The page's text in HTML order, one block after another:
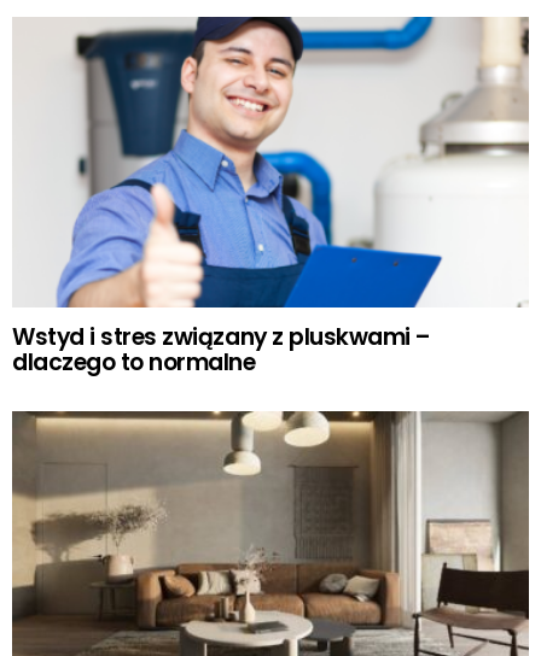
Wstyd i stres związany z pluskwami –
dlaczego to normalne